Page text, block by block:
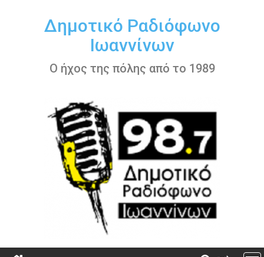
περιεχόμενοΔημοτικό Ραδιόφωνο
Ιωαννίνων
Ο ήχος της πόλης από το 1989